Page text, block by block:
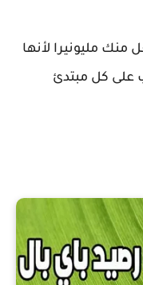
مليونيرا لأنها
على كل مبتدئ